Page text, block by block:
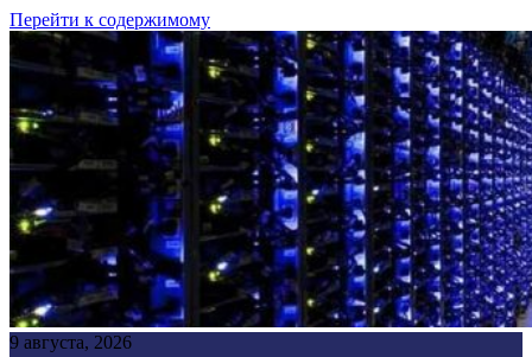
Перейти к содержимому
9 августа, 2026